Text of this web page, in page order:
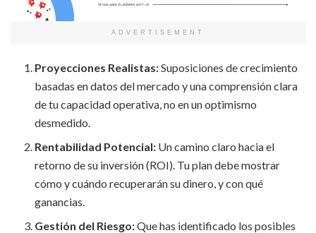
ADVERTISEMENT
Proyecciones Realistas:Suposiciones de crecimiento
basadas en datos del mercado y una comprensión clara
de tu capacidad operativa, no en un optimismo
desmedido.
Rentabilidad Potencial: Un camino claro hacia el
retorno de su inversión (ROI). Tu plan debe mostrar
cómo y cuándo recuperarán su dinero, y con qué
ganancias.
Gestión del Riesgo:Que has identificado los posibles